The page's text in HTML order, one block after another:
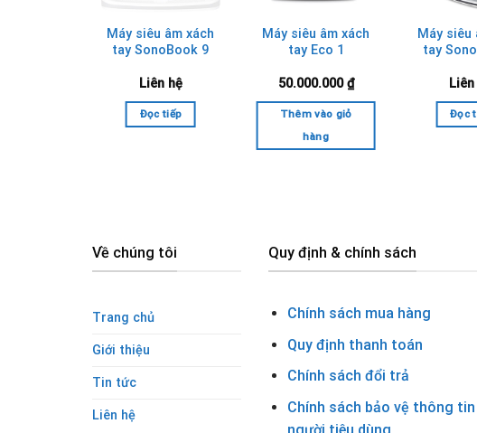
Máy siêu âm xách
tay SonoBook 9
Liên hệ
Đọc tiếp
Máy siêu âm xách
tay Eco 1
50.000.000₫
Thêm vào giỏ
hàng
Máy siêu
tay
Liên
Đọc
Về chúng tôi
Trang chủ
Giới thiệu
Tin tức
Liên hệ
Quy định & chính sách
Chính sách mua hàng
Quy định thanh toán
Chính sách đổi trả
Chính sách bảo vệ thông tin